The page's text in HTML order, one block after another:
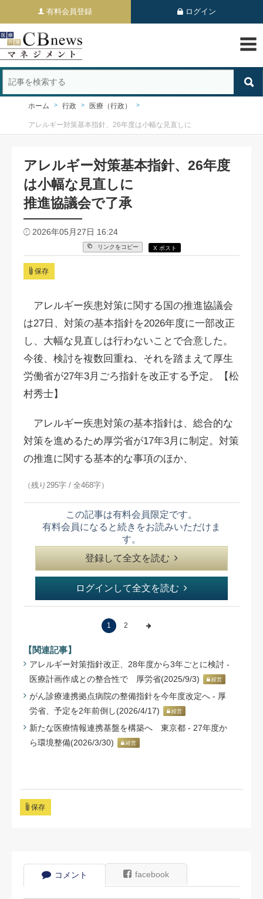
有料会員登録 ログイン
ホーム 行政 医療（行政）
アレルギー対策基本指針、26年度は小幅な見直しに
アレルギー対策基本指針、26年度
は小幅な見直しに
推進協議会で了承
2026年05月27日 16:24
リンクをコピー X ポスト
保存
アレルギー疾患対策に関する国の推進協議会
は27日、対策の基本指針を2026年度に一部改正
し、大幅な見直しは行わないことで合意した。
今後、検討を複数回重ね、それを踏まえて厚生
労働省が27年3月ごろ指針を改正する予定。【松
村秀士】
アレルギー疾患対策の基本指針は、総合的な
対策を進めるため厚労省が17年3月に制定。対策
の推進に関する基本的な事項のほか、
（残り295字 / 全468字）
この記事は有料会員限定です。
有料会員になると続きをお読みいただけま
す。
登録して全文を読む
ログインして全文を読む
1 2
【関連記事】
アレルギー対策指針改正、28年度から3年ごとに検討 -
医療計画作成との整合性で 厚労省(2025/9/3)
経営
がん診療連携拠点病院の整備指針を今年度改定へ - 厚
労省、予定を2年前倒し(2026/4/17)
経営
新たな医療情報連携基盤を構築へ 東京都 - 27年度か
ら環境整備(2026/3/30)
経営
保存
コメント facebook